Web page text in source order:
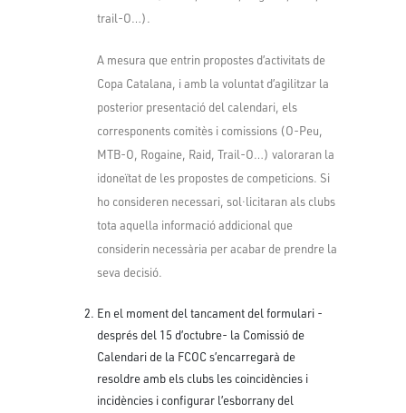
trail-O…).
A mesura que entrin propostes d’activitats de
Copa Catalana, i amb la voluntat d’agilitzar la
posterior presentació del calendari, els
corresponents comitès i comissions (O-Peu,
MTB-O, Rogaine, Raid, Trail-O…) valoraran la
idoneïtat de les propostes de competicions. Si
ho consideren necessari, sol·licitaran als clubs
tota aquella informació addicional que
considerin necessària per acabar de prendre la
seva decisió.
En el moment del tancament del formulari -
després del 15 d’octubre- la Comissió de
Calendari de la FCOC s’encarregarà de
resoldre amb els clubs les coincidències i
incidències i configurar l’esborrany del